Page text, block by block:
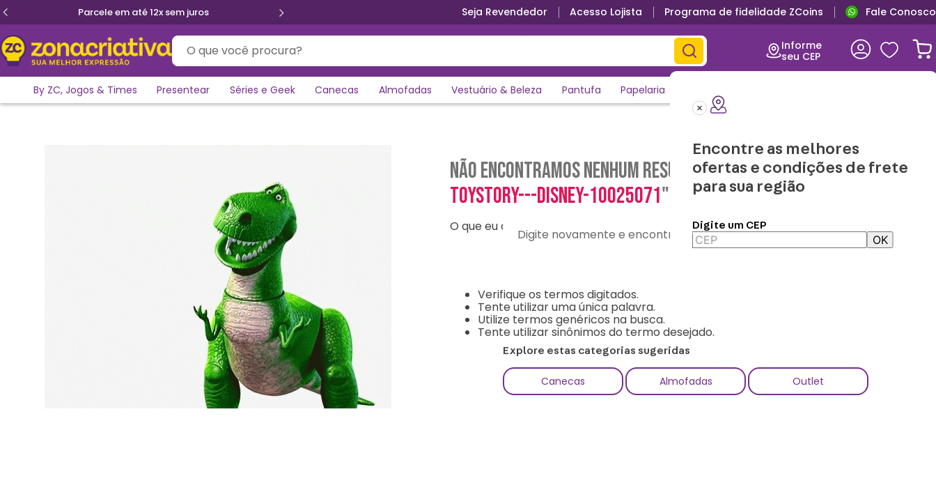
Parcele em até 12x sem juros Seja Revendedor Acesso Lojista Programa de fidelidade ZCoins Fale Conosco
O que você procura?
Informe
seu CEP
Encontre as melhores
ofertas e condições de frete
para sua região
Digite um CEP
OK
By ZC, Jogos & Times Presentear Séries e Geek Canecas Almofadas Vestuário & Beleza Pantufa Papelaria
Não encontramos nenhum resultado para "caneca-pop-
toystory---disney-10025071"
O que eu devo fazer?
Verifique os termos digitados.
Tente utilizar uma única palavra.
Utilize termos genéricos na busca.
Tente utilizar sinônimos do termo desejado.
Digite novamente e encontre o que precisa
Explore estas categorias sugeridas
Canecas Almofadas Outlet